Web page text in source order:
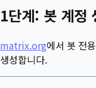
1단계: 봇 계정
matrix.org에서 봇 전
생성합니다.